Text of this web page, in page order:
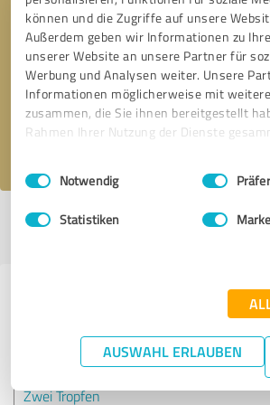
können und die Zugriffe auf unsere
Außerdem geben wir Informationen zu
unserer Website an unsere Partner für
Werbung und Analysen weiter. Unsere
Informationen möglicherweise mit
zusammen, die Sie ihnen bereitgestellt
Rahmen Ihrer Nutzung der Dienste
Impressum Datenschutzbestimmungen
Einwilligungsauswahl
Notwendig
Statistiken
AUSWAHL ERLAUBEN
Bitte um Rückruf *
Nachricht senden
Ich stimme den Datenschutzbestimmungen
Profil aktiv seit 04.09.2025 | Letzte
Erfahrungen zu
Anbietern aus dem
Dienstleistungen
Zwei Tropfen